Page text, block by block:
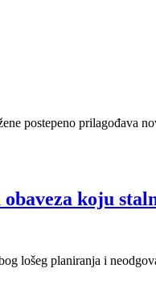
postepeno prilagođava
koju
lošeg planiranja i